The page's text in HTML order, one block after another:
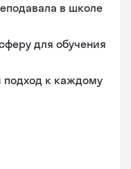
в школе
для обучения
подход к каждому